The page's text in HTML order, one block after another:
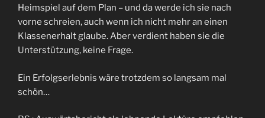
Heimspiel auf dem Plan – und da werde ich sie nach
vorne schreien, auch wenn ich nicht mehr an einen
Klassenerhalt glaube. Aber verdient haben sie die
Unterstützung, keine Frage.
Ein Erfolgserlebnis wäre trotzdem so langsam mal
schön…